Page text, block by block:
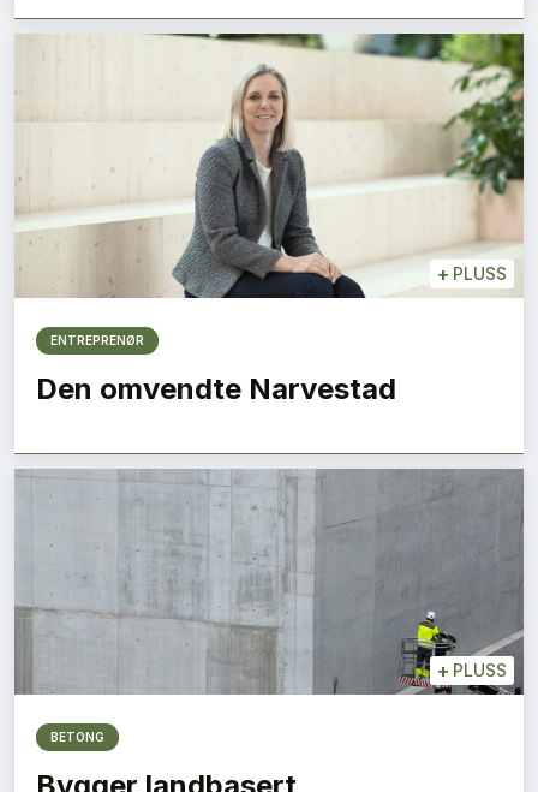
+ PLUSS
ENTREPRENØR
Den omvendte Narvestad
+ PLUSS
BETONG